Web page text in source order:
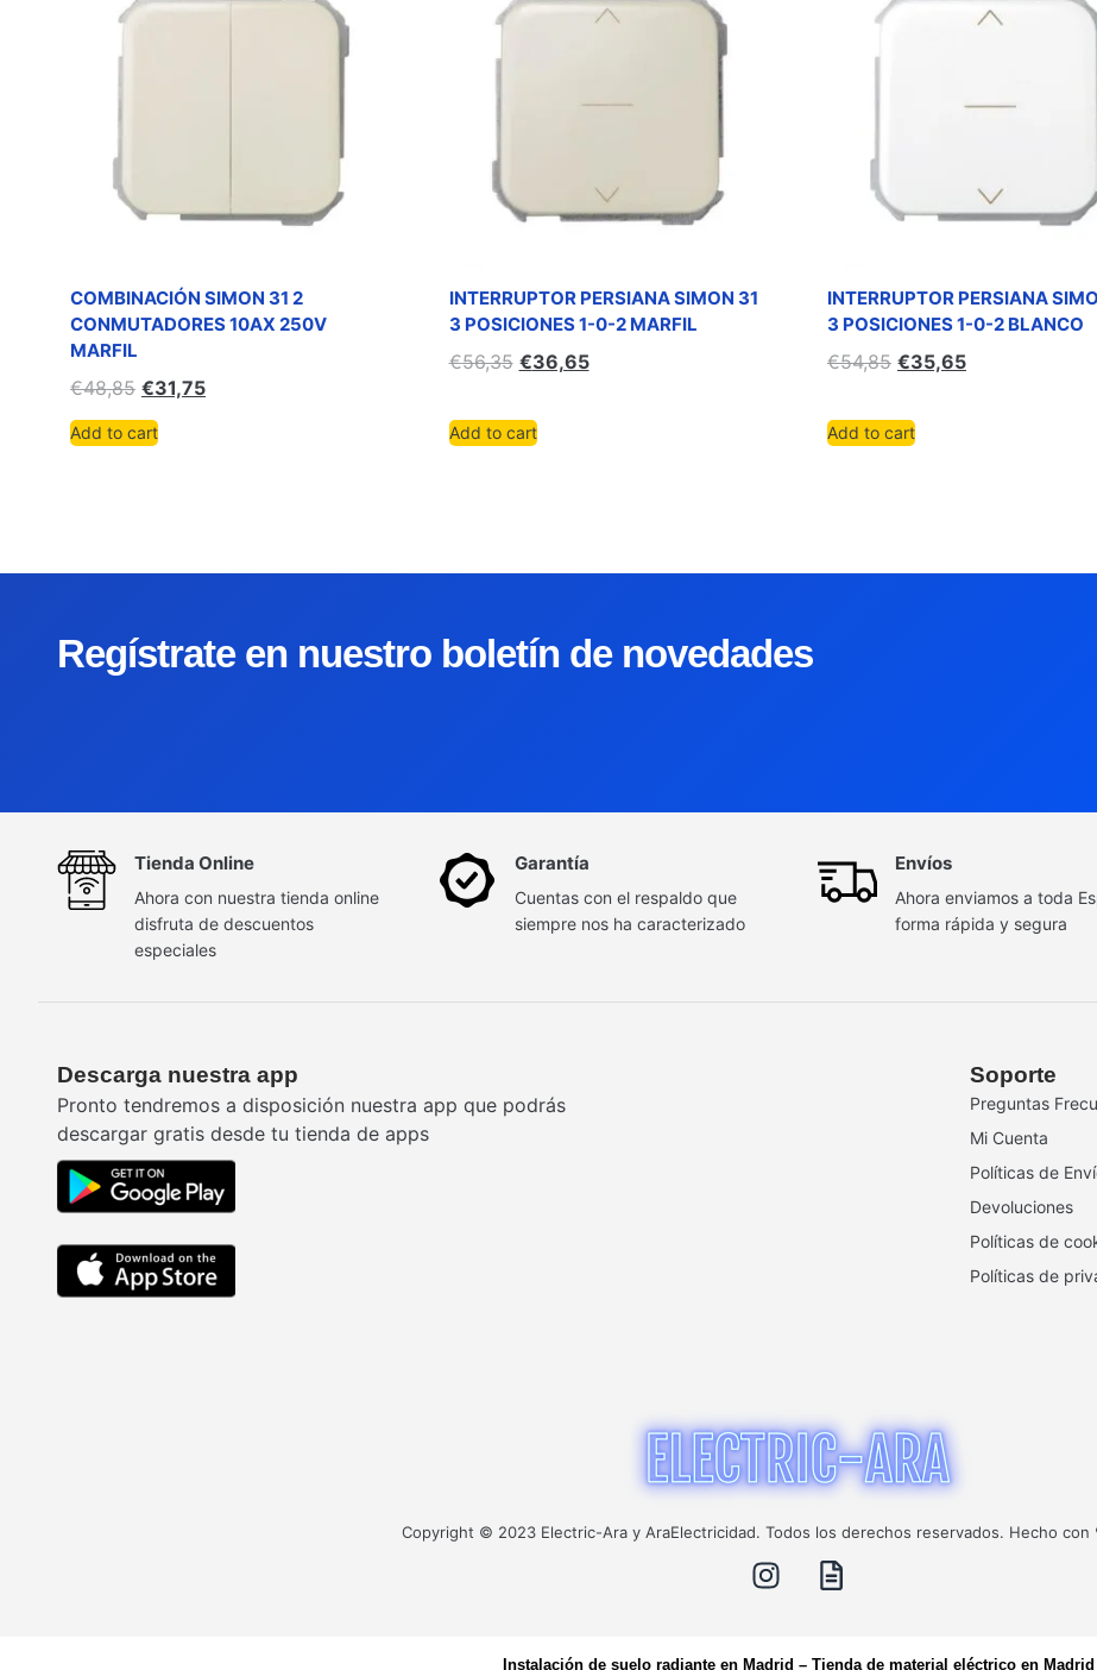
COMBINACIÓN SIMON 31 2
CONMUTADORES 10AX 250V
MARFIL
€48,85 €31,75
Add to cart
INTERRUPTOR PERSIANA SIMON 31
3 POSICIONES 1-0-2 MARFIL
€56,35 €36,65
Add to cart
INTERRUPTOR PERSIANA
3 POSICIONES 1-0-2 BLANCO
€54,85 €35,65
Add to cart
Regístrate en nuestro boletín de novedades
Tienda Online
Ahora con nuestra tienda online
disfruta de descuentos
especiales
Garantía
Cuentas con el respaldo que
siempre nos ha caracterizado
Envíos
Ahora enviamos a toda
forma rápida y segura
Descarga nuestra app
Pronto tendremos a disposición nuestra app que podrás
descargar gratis desde tu tienda de apps
Soporte
Preguntas
Mi Cuenta
Políticas de
Devoluciones
Políticas de
Políticas de
Copyright © 2023 Electric-Ara y AraElectricidad. Todos los derechos reservados. Hecho
Instalación de suelo radiante en Madrid – Tienda de material eléctrico en Madrid